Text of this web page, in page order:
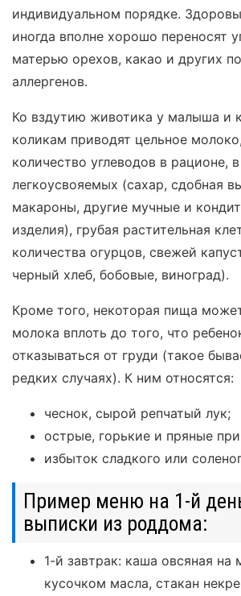
индивидуальном порядке.
иногда вполне хорошо переносят
матерью орехов, какао и других
аллергенов.
Ко вздутию животика у малыша и
коликам приводят цельное
количество углеводов в рационе,
легкоусвояемых (сахар, сдобная
макароны, другие мучные и
изделия), грубая растительная
количества огурцов, свежей
черный хлеб, бобовые, виноград).
Кроме того, некоторая пища
молока вплоть до того, что
отказываться от груди (такое
редких случаях). К ним относятся:
чеснок, сырой репчатый лук;
острые, горькие и пряные
избыток сладкого или
Пример меню на 1-й
выписки из роддома:
1-й завтрак: каша овсяная на
кусочком масла, стакан